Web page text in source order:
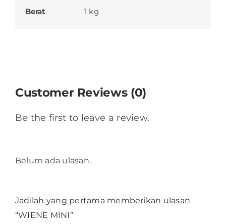
Berat 1 kg
Customer Reviews (0)
Be the first to leave a review.
Belum ada ulasan.
Jadilah yang pertama memberikan ulasan
“WIENE MINI”